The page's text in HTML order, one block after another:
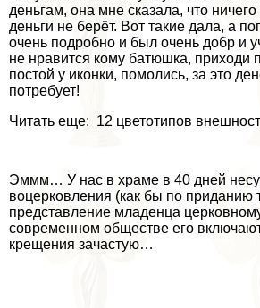
деньгам, она мне сказала, что
деньги не берёт. Вот такие дала, а
очень подробно и был очень добр и
не нравится кому батюшка, приходи
постой у иконки, помолись, за это
потребует!
Читать еще: 12 цветотипов
Эммм… У нас в храме в 40 дней
воцерковления (как бы по приданию
представление младенца
современном обществе его
крещения зачастую…